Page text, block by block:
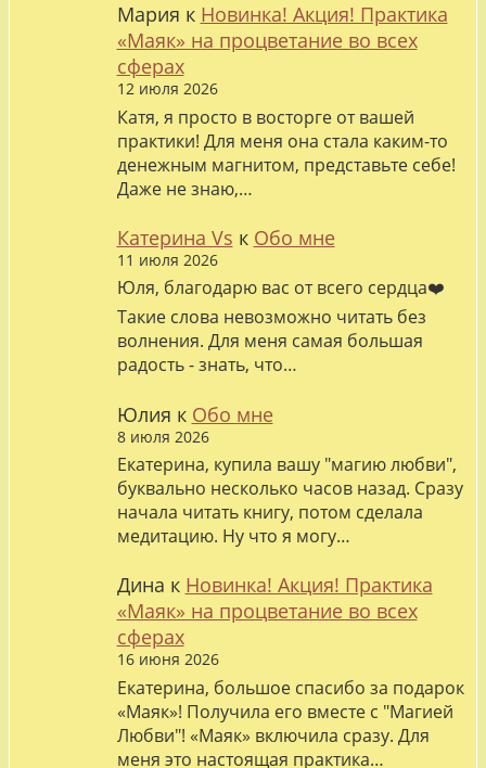
Мария к Новинка! Акция! Практика
«Маяк» на процветание во всех
сферах
12 июля 2026
Катя, я просто в восторге от вашей
практики! Для меня она стала каким-то
денежным магнитом, представьте себе!
Даже не знаю,…
Катерина Vs к Обо мне
11 июля 2026
Юля, благодарю вас от всего сердца❤️
Такие слова невозможно читать без
волнения. Для меня самая большая
радость - знать, что…
Юлия к Обо мне
8 июля 2026
Екатерина, купила вашу "магию любви",
буквально несколько часов назад. Сразу
начала читать книгу, потом сделала
медитацию. Ну что я могу…
Дина к Новинка! Акция! Практика
«Маяк» на процветание во всех
сферах
16 июня 2026
Екатерина, большое спасибо за подарок
«Маяк»! Получила его вместе с "Магией
Любви"! «Маяк» включила сразу. Для
меня это настоящая практика…